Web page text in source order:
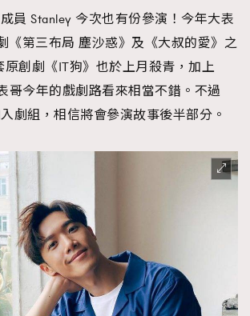
員 Stanley 今次也有份參演！今年大表
《第三布局 塵沙惑》及《大叔的愛》之
原創劇《IT狗》也於上月殺青，加上
哥今年的戲劇路看來相當不錯。不過
劇組，相信將會參演故事後半部分。